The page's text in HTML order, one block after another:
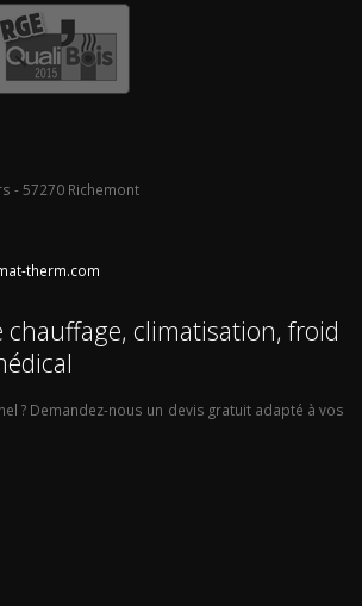
- 57270 Richemont
therm.com
chauffage, climatisation, froid
? Demandez-nous un devis gratuit adapté à vos